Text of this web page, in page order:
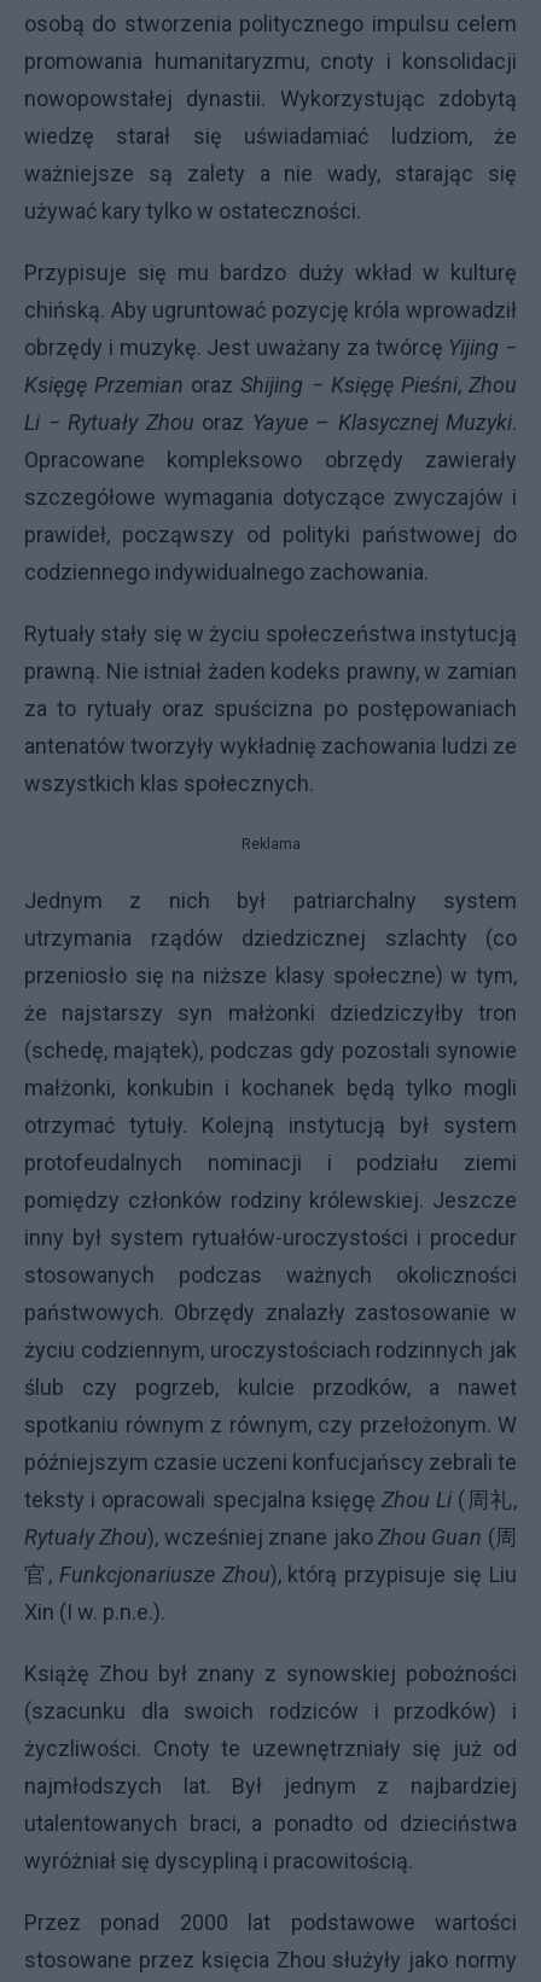
osobą do stworzenia politycznego impulsu celem
promowania humanitaryzmu, cnoty i konsolidacji
nowopowstałej dynastii. Wykorzystując zdobytą
wiedzę starał się uświadamiać ludziom, że
ważniejsze są zalety a nie wady, starając się
używać kary tylko w ostateczności.
Przypisuje się mu bardzo duży wkład w kulturę
chińską. Aby ugruntować pozycję króla wprowadził
obrzędy i muzykę. Jest uważany za twórcę Yijing −
Księgę Przemian orazShijing − Księgę Pieśni,Zhou
Li − Rytuały Zhou oraz Yayue – Klasycznej Muzyki.
Opracowane kompleksowo obrzędy zawierały
szczegółowe wymagania dotyczące zwyczajów i
prawideł, począwszy od polityki państwowej do
codziennego indywidualnego zachowania.
Rytuały stały się w życiu społeczeństwa instytucją
prawną. Nie istniał żaden kodeks prawny, w zamian
za to rytuały oraz spuścizna po postępowaniach
antenatów tworzyły wykładnię zachowania ludzi ze
wszystkich klas społecznych.
Reklama
Jednym z nich był patriarchalny system
utrzymania rządów dziedzicznej szlachty (co
przeniosło się na niższe klasy społeczne) w tym,
że najstarszy syn małżonki dziedziczyłby tron
(schedę, majątek), podczas gdy pozostali synowie
małżonki, konkubin i kochanek będą tylko mogli
otrzymać tytuły. Kolejną instytucją był system
protofeudalnych nominacji i podziału ziemi
pomiędzy członków rodziny królewskiej. Jeszcze
inny był system rytuałów-uroczystości i procedur
stosowanych podczas ważnych okoliczności
państwowych. Obrzędy znalazły zastosowanie w
życiu codziennym, uroczystościach rodzinnych jak
ślub czy pogrzeb, kulcie przodków, a nawet
spotkaniu równym z równym, czy przełożonym. W
późniejszym czasie uczeni konfucjańscy zebrali te
teksty i opracowali specjalna księgę Zhou Li (周礼,
Rytuały Zhou), wcześniej znane jakoZhou Guan (周
官, Funkcjonariusze Zhou), którą przypisuje się Liu
Xin (I w. p.n.e.).
Książę Zhou był znany z synowskiej pobożności
(szacunku dla swoich rodziców i przodków) i
życzliwości. Cnoty te uzewnętrzniały się już od
najmłodszych lat. Był jednym z najbardziej
utalentowanych braci, a ponadto od dzieciństwa
wyróżniał się dyscypliną i pracowitością.
Przez ponad 2000 lat podstawowe wartości
stosowane przez księcia Zhou służyły jako normy